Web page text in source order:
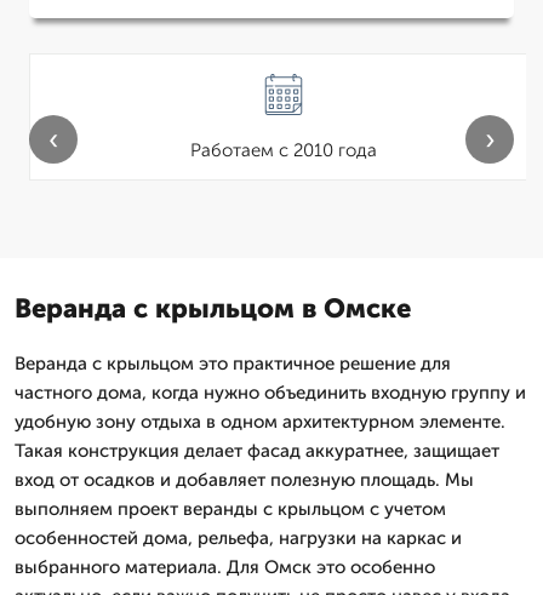
Работаем с 2010 года
‹ ›
Веранда с крыльцом в Омске
Веранда с крыльцом это практичное решение для
частного дома, когда нужно объединить входную группу и
удобную зону отдыха в одном архитектурном элементе.
Такая конструкция делает фасад аккуратнее, защищает
вход от осадков и добавляет полезную площадь. Мы
выполняем проект веранды с крыльцом с учетом
особенностей дома, рельефа, нагрузки на каркас и
выбранного материала. Для Омск это особенно